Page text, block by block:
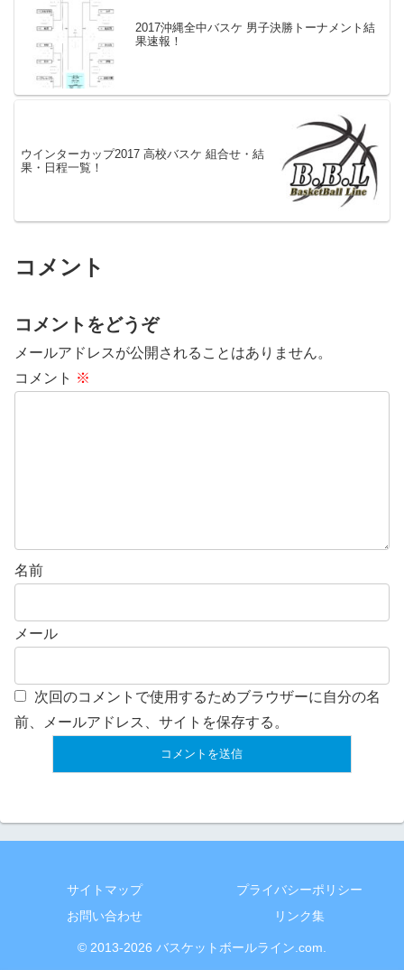
2017沖縄全中バスケ 男子決勝トーナメント結
果速報！
ウインターカップ2017 高校バスケ 組合せ・結
果・日程一覧！
コメント
コメントをどうぞ
メールアドレスが公開されることはありません。
コメント ※
名前
メール
次回のコメントで使用するためブラウザーに自分の名
前、メールアドレス、サイトを保存する。
サイトマップ
プライバシーポリシー
お問い合わせ
リンク集
© 2013-2026 バスケットボールライン.com.